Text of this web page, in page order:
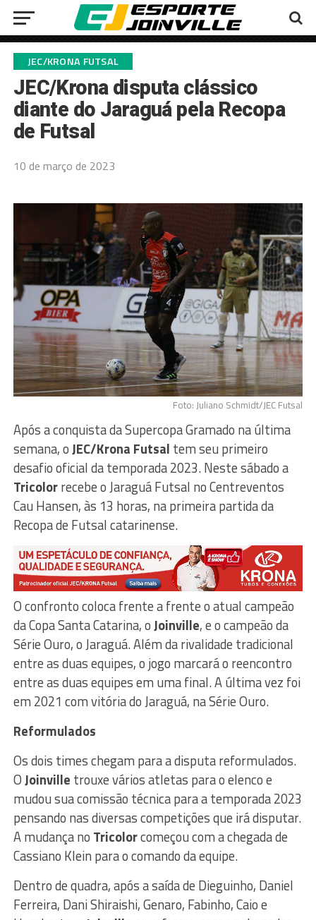
JEC/KRONA FUTSAL
JEC/Krona disputa clássico
diante do Jaraguá pela Recopa
de Futsal
10 de março de 2023
Foto: Juliano Schmidt/JEC Futsal
Após a conquista da Supercopa Gramado na última
semana, oJEC/Krona Futsal tem seu primeiro
desafio oficial da temporada 2023. Neste sábado a
Tricolorrecebe o Jaraguá Futsal no Centreventos
Cau Hansen, às 13 horas, na primeira partida da
Recopa de Futsal catarinense.
O confronto coloca frente a frente o atual campeão
da Copa Santa Catarina, oJoinville, e o campeão da
Série Ouro, o Jaraguá. Além da rivalidade tradicional
entre as duas equipes, o jogo marcará o reencontro
entre as duas equipes em uma final. A última vez foi
em 2021 com vitória do Jaraguá, na Série Ouro.
Reformulados
Os dois times chegam para a disputa reformulados.
OJoinville trouxe vários atletas para o elenco e
mudou sua comissão técnica para a temporada 2023
pensando nas diversas competições que irá disputar.
A mudança no Tricolorcomeçou com a chegada de
Cassiano Klein para o comando da equipe.
Dentro de quadra, após a saída de Dieguinho, Daniel
Ferreira, Dani Shiraishi, Genaro, Fabinho, Caio e